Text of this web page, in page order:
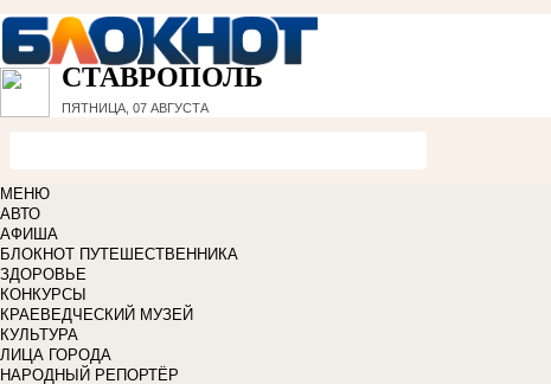
СТАВРОПОЛЬ
ПЯТНИЦА, 07 АВГУСТА
МЕНЮ
АВТО
АФИША
БЛОКНОТ ПУТЕШЕСТВЕННИКА
ЗДОРОВЬЕ
КОНКУРСЫ
КРАЕВЕДЧЕСКИЙ МУЗЕЙ
КУЛЬТУРА
ЛИЦА ГОРОДА
НАРОДНЫЙ РЕПОРТЁР